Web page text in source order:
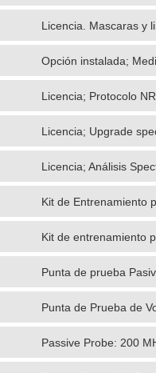
Licencia. Mascaras y
Opción instalada;
Licencia; Protocolo
Licencia; Upgrade
Licencia; Análisis
Kit de Entrenamiento
Kit de entrenamiento
Punta de prueba
Punta de Prueba de
Passive Probe: 200